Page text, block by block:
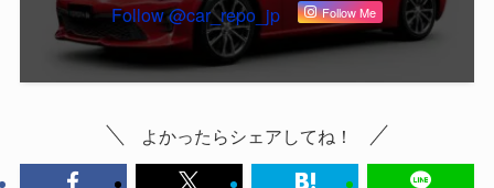
Follow @car_repo_jp Follow Me
よかったらシェアしてね！